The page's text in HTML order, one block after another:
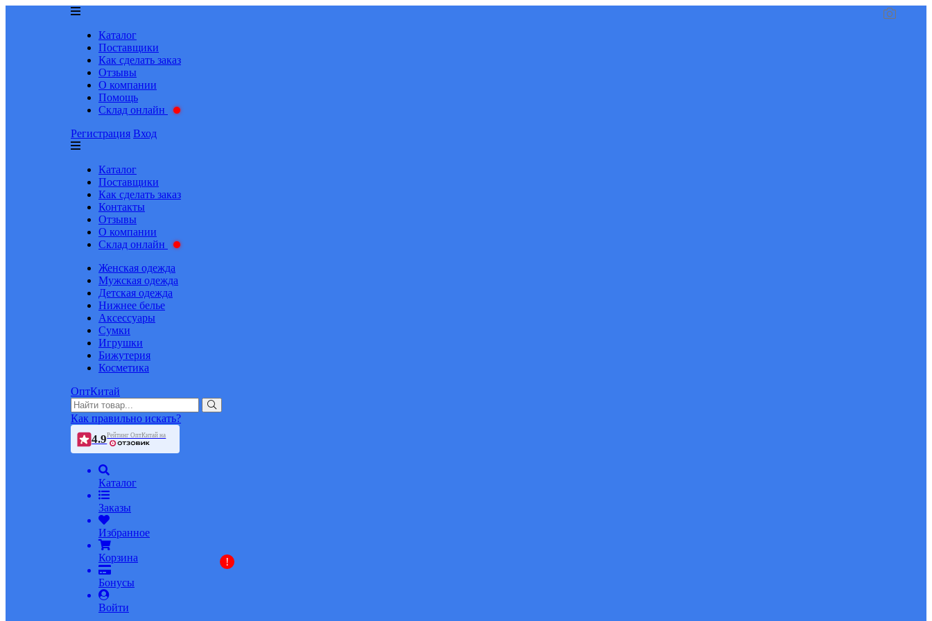
Каталог
Поставщики
Как сделать заказ
Отзывы
О компании
Помощь
Склад онлайн
Регистрация Вход
Каталог
Поставщики
Как сделать заказ
Контакты
Отзывы
О компании
Склад онлайн
Женская одежда
Мужская одежда
Детская одежда
Нижнее белье
Аксессуары
Сумки
Игрушки
Бижутерия
Косметика
ОптКитай
Как правильно искать?
4.9Рейтинг ОптКитай на
Каталог
Заказы
Избранное
Корзина
Бонусы
!
Войти